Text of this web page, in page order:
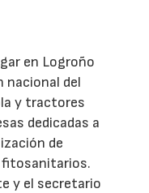
en Logroño
nacional del
y tractores
dedicadas a
de
fitosanitarios.
y el secretario